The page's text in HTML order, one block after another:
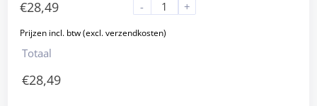
€28,49
-
+
Totaal
€28,49